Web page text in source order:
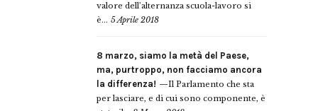
valore dell’alternanza scuola-lavoro si
è... 5 Aprile 2018
8 marzo, siamo la metà del Paese,
ma, purtroppo, non facciamo ancora
la differenza!
Il Parlamento che sta
per lasciare, e di cui sono componente, è